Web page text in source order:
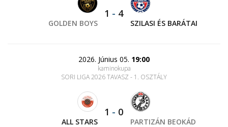
GOLDEN BOYS
1 - 4
SZILASI ÉS BARÁTAI
2026. Június 05. 19:00
kaminokupa
SORI LIGA 2026 TAVASZ - 1. OSZTÁLY
ALL STARS
1 - 0
PARTIZÁN BEOKÁD